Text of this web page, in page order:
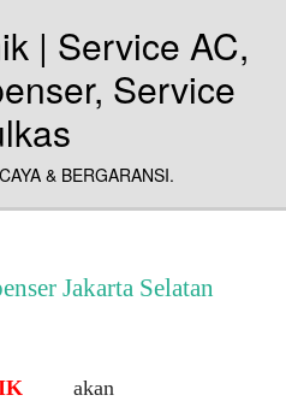
& BERGARANSI.
Jakarta Selatan
akan